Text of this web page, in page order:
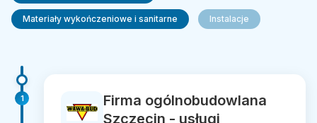
Materiały wykończeniowe i sanitarne Instalacje
1
Firma ogólnobudowlana
Szczecin - usługi